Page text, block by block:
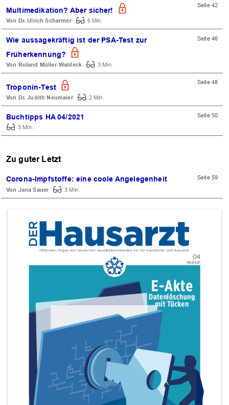
Multimedikation? Aber sicher!
Seite 42
Dr. Ulrich Scharmer 6 Min.
Wie aussagekräftig ist der PSA-Test zur
Früherkennung?
Seite 46
Roland Müller-Waldeck 3 Min.
Troponin-Test
Seite 48
Dr. Judith Neumaier 2 Min.
Buchtipps HA 04/2021
Seite 50
3 Min.
Zu guter Letzt
Corona-Impfstoffe: eine coole Angelegenheit Seite 59
Jana Sauer 3 Min.